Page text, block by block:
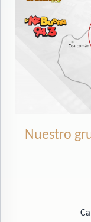
La Zamorana
Nuestro